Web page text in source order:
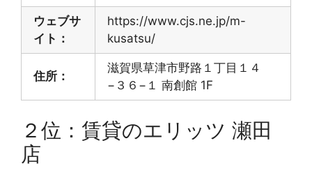
ウェブサ
イト：
https://www.cjs.ne.jp/m-
kusatsu/
住所：
滋賀県草津市野路１丁目１４
−３６−１ 南創館 1F
２位：賃貸のエリッツ 瀬田
店